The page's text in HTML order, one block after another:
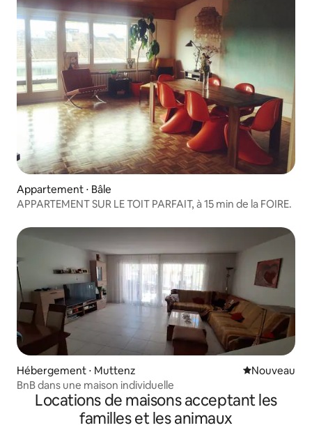
Appartement ⋅ Bâle
APPARTEMENT SUR LE TOIT PARFAIT, à 15 min de la FOIRE.
Hébergement ⋅ Muttenz Nouvel
Nouveau
BnB dans une maison individuelle
Locations de maisons acceptant les
familles et les animaux